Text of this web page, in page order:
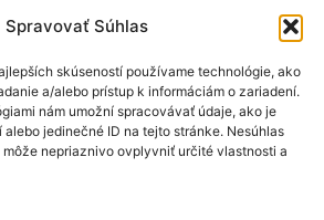
Spravovať Súhlas
skúseností používame technológie, ako
a/alebo prístup k informáciám o zariadení.
nám umožní spracovávať údaje, ako je
jedinečné ID na tejto stránke. Nesúhlas
nepriaznivo ovplyvniť určité vlastnosti a
Poťahy na rakety
SpinLord poťah
Blitzschlag